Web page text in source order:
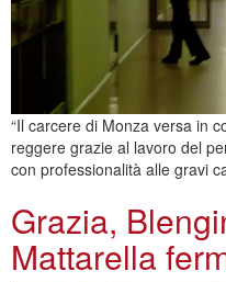
“Il carcere di Monza versa in
reggere grazie al lavoro del
con professionalità alle gravi
Grazia,
Mattarella